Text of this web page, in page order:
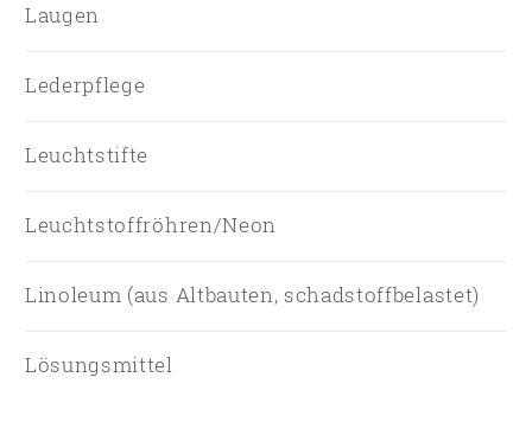
Laugen
Lederpflege
Leuchtstifte
Leuchtstoffröhren/Neon
Linoleum (aus Altbauten, schadstoffbelastet)
Lösungsmittel